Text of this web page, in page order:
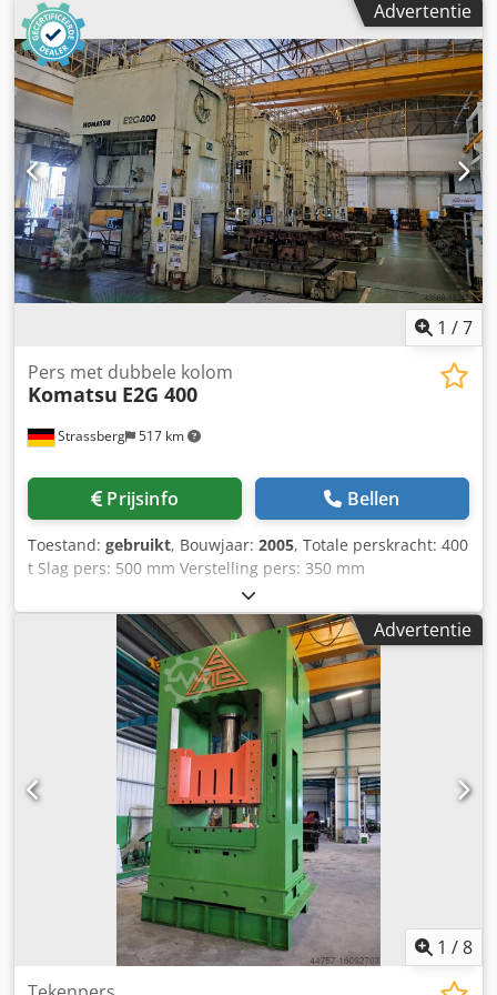
Trekdempkussenkracht in tafel: 80 t Trekdempkussenslag:
250 mm Aantal slagen per minuut: 15 - 30 min⁻¹ Csdpfx
Ajwnn Rtjiijrf Max. gereedschapsgewicht op de ram: 4000
kg Vermogensbehoefte: 70 kW Hoogte boven vloer ca.: 8000
mm Machinegewicht ca.: 150 t Standaard uitrusting 2
trekdempkussencylinders, twee platen
Advertentie
1 /7
Strassberg 517 km
Pers met dubbele kolom
Komatsu E2G 400
Prijsinfo Bellen
Toestand: gebruikt, Bouwjaar: 2005, Totale perskracht: 400
t Slag pers: 500 mm Verstelling pers: 350 mm
Inbouwhoogte: 1250 mm Tafel opspanvlak ca.: 2500 x 1500
mm Pers opspanvlak ca.: 2500 x 1500 mm Slagen per
minuut: 15 - 30 min⁻¹ Max. gereedschapsgewicht op de
pers: 4000 kg Vermogensbehoefte: 70 kW Hoogte boven
vloer ca.: 8000 mm Cedpownpavsfx Aiijrf Machinegewicht
ca.: 150 t Standaarduitrusting Zonder trekdemperscilinder
Advertentie
1 /8